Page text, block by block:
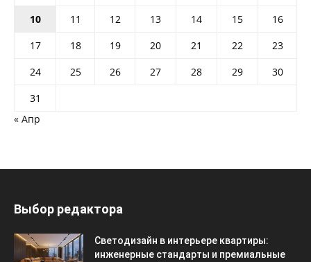
10
11 12 13 14 15
16
17
18 19 20 21 22
23
24
25 26 27 28 29
30
31
« Апр
Выбор редактора
Светодизайн в интерьере квартиры:
инженерные стандарты и премиальные